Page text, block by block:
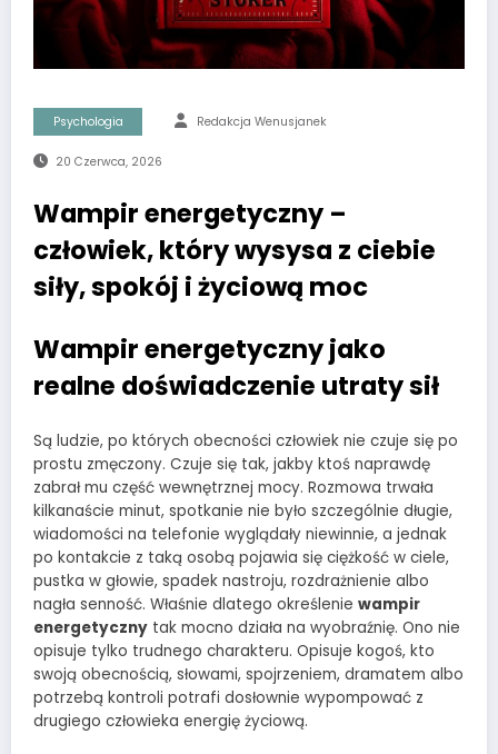
Psychologia Redakcja Wenusjanek
20 Czerwca, 2026
Wampir energetyczny –
człowiek, który wysysa z ciebie
siły, spokój i życiową moc
Wampir energetyczny jako
realne doświadczenie utraty sił
Są ludzie, po których obecności człowiek nie czuje się po
prostu zmęczony. Czuje się tak, jakby ktoś naprawdę
zabrał mu część wewnętrznej mocy. Rozmowa trwała
kilkanaście minut, spotkanie nie było szczególnie długie,
wiadomości na telefonie wyglądały niewinnie, a jednak
po kontakcie z taką osobą pojawia się ciężkość w ciele,
pustka w głowie, spadek nastroju, rozdrażnienie albo
nagła senność. Właśnie dlatego określenie wampir
energetyczny tak mocno działa na wyobraźnię. Ono nie
opisuje tylko trudnego charakteru. Opisuje kogoś, kto
swoją obecnością, słowami, spojrzeniem, dramatem albo
potrzebą kontroli potrafi dosłownie wypompować z
drugiego człowieka energię życiową.